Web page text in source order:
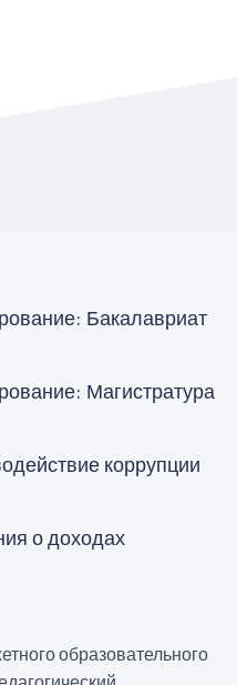
Бакалавриат
Магистратура
коррупции
о доходах
образовательного